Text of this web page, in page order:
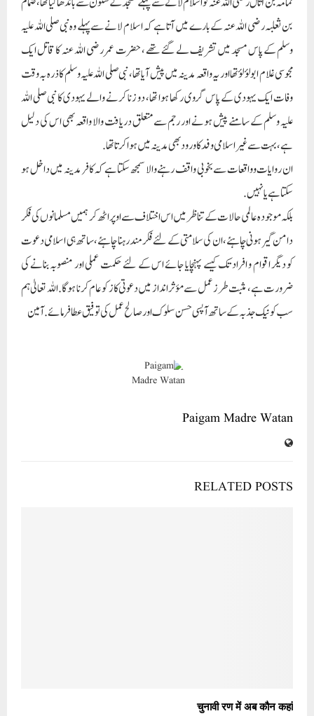
بن ثعلبہ رضی اللہ عنہ کے بارے میں آتا ہے کہ اسلام لانے سے پہلے وہ نبی صلی اللہ علیہ
وسلم کے پاس مسجد میں تشریف لے گئے تھے ، حضرت عمر رضی اللہ عنہ کا قاتل ایک
مجوسی غلام ابو لؤ لؤ تھا اور یہ واقعہ مدینہ میں پیش آیا تھا ، نبی صلی اللہ علیہ وسلم کا ذرہ بہ وقت
وفات ایک یہودی کے پاس گروی رکھا ہوا تھا، دو زنا کرنے والے یہودی کا نبی صلی اللہ
علیہ وسلم کے سامنے پیش ہونے اور رجم سے متعلق دریافت والا واقعہ بھی اس کی دلیل
ہے، بہت سے غیر اسلامی وفد کا ورود بھی مدینہ میں ہوا کرتا تھا.
ان روایات وواقعات سے بخوبی واقف رہنے والا سمجھ سکتا ہے کہ کافر مدینہ میں داخل ہو
سکتا ہے یا نہیں.
بلکہ موجودہ عالمی حالات کے تناظر میں اس اختلاف سے اوپر اٹھ کر ہمیں مسلمانوں کی فکر
دامن گیر ہونی چاہئے، ان کی سلامتی کے لئے فکرمند رہنا چاہئے، ساتھ ہی اسلامی دعوت
کو دیگر اقوام و افراد تک کیسے پہنچایا جائے اس کے لئے حکمت عملی اور منصوبہ بنانے کی
ضرورت ہے، مثبت طرز عمل سے مؤثر انداز میں دعوتی کاز کو عام کرنا ہوگا . اللہ تعالیٰ ہم
سب کو نیک جذبہ کے ساتھ آپسی حسن سلوک اور صالح عمل کی توفیق عطا فرمائے. آمین
Paigam Madre Watan
RELATED POSTS
चुनावी रण में अब कौन कहां